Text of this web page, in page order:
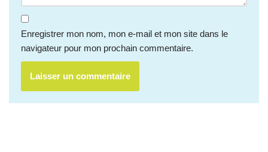
Enregistrer mon nom, mon e-mail et mon site dans le
navigateur pour mon prochain commentaire.